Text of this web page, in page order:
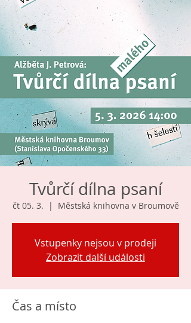
Tvůrčí dílna psaní
čt 05. 3.
  |
Městská knihovna v Broumově
Vstupenky nejsou v prodeji
Zobrazit další události
Čas a místo